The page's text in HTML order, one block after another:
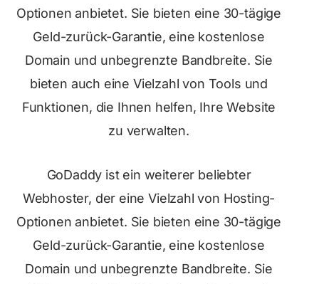
Optionen anbietet. Sie bieten eine 30-tägige
Geld-zurück-Garantie, eine kostenlose
Domain und unbegrenzte Bandbreite. Sie
bieten auch eine Vielzahl von Tools und
Funktionen, die Ihnen helfen, Ihre Website
zu verwalten.
GoDaddy ist ein weiterer beliebter
Webhoster, der eine Vielzahl von Hosting-
Optionen anbietet. Sie bieten eine 30-tägige
Geld-zurück-Garantie, eine kostenlose
Domain und unbegrenzte Bandbreite. Sie